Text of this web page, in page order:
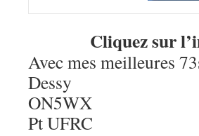
Cliquez sur
Avec mes meilleures
Dessy
ON5WX
Pt UFRC